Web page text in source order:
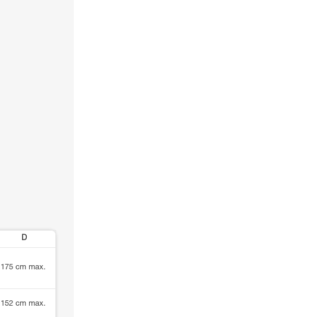
D
175 cm max.
152 cm max.